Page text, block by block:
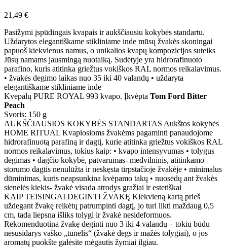
21,49 €
Pasižymi įspūdingais kvapais ir aukščiausiu kokybės standartu.
Uždarytos elegantiškame stikliniame inde mūsų žvakės skoningai
papuoš kiekvienus namus, o unikalios kvapų kompozicijos suteiks
Jūsų namams jausmingą nuotaiką. Sudėtyje yra hidrorafinuoto
parafino, kuris atitinka griežtus vokiškos RAL normos reikalavimus.
• žvakės degimo laikas nuo 35 iki 40 valandų • uždaryta
elegantiškame stikliniame inde
Kvepalų PURE ROYAL 993 kvapo. Įkvėpta Tom Ford Bitter
Peach
Svoris: 150 g
AUKŠČIAUSIOS KOKYBĖS STANDARTAS Aukštos kokybės
HOME RITUAL Kvapiosioms žvakėms pagaminti panaudojome
hidrorafinuotą parafiną ir dagtį, kurie atitinka griežtus vokiškos RAL
normos reikalavimus, tokius kaip: • kvapo intensyvumas • tolygus
degimas • dagčio kokybė, patvarumas- medvilninis, atitinkamo
storumo dagtis nenulūžta ir neskęsta tirpstačioje žvakėje • minimalus
dūminimas, kuris neapsunkina kvėpamo takų • nuosėdų ant žvakės
sienelės kiekis- žvakė visada atrodys gražiai ir estetiškai
KAIP TEISINGAI DEGINTI ŽVAKĘ Kiekvieną kartą prieš
uždegant žvakę reikėtų patrumpinti dagtį, jo turi likti maždaug 0,5
cm, tada liepsna išliks tolygi ir žvakė nesideformuos.
Rekomenduotina žvakę deginti nuo 3 iki 4 valandų – tokiu būdu
nesusidarys vaško „tunelis“ (žvakė degs ir mažės tolygiai), o jos
aromatų puokšte galėsite mėgautis žymiai ilgiau.